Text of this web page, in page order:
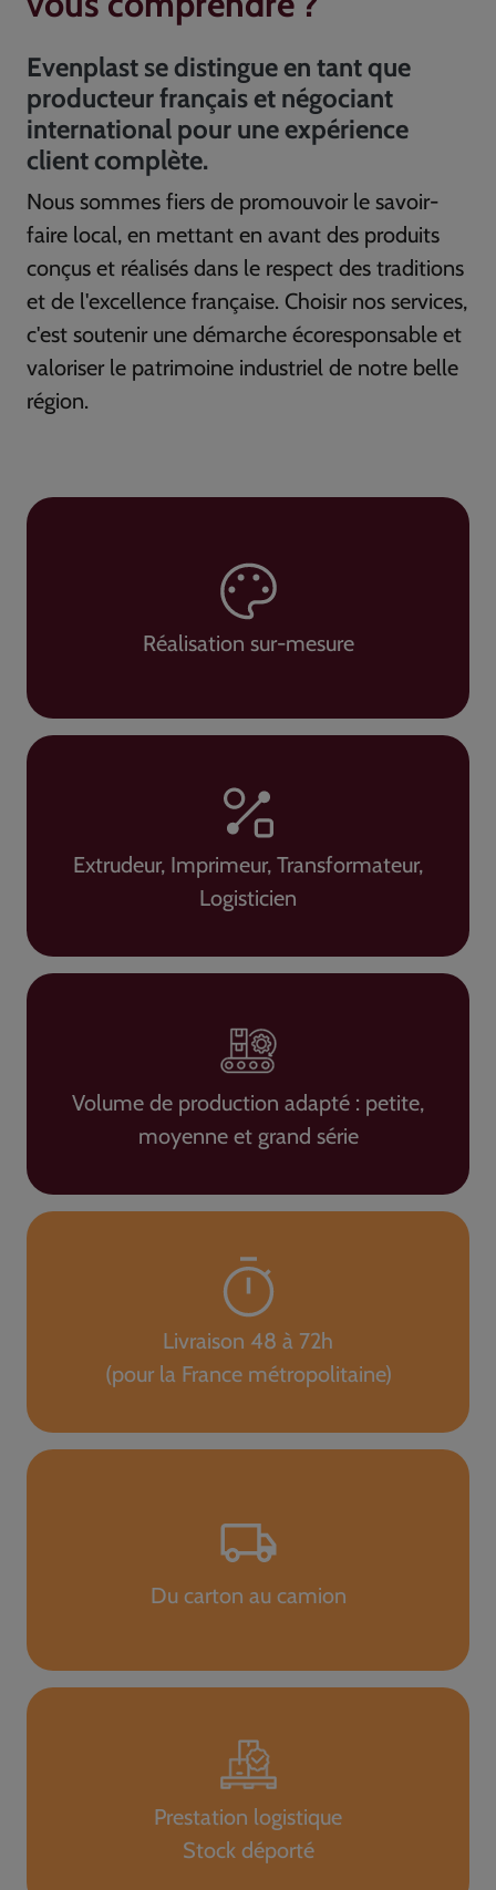
Evenplast se distingue en tant que
producteur français et négociant
international pour une expérience
client complète.
Nous sommes fiers de promouvoir le savoir-
faire local, en mettant en avant des produits
conçus et réalisés dans le respect des traditions
et de l'excellence française. Choisir nos services,
c'est soutenir une démarche écoresponsable et
valoriser le patrimoine industriel de notre belle
région.
Réalisation sur-mesure
Extrudeur, Imprimeur, Transformateur,
Logisticien
Volume de production adapté : petite,
moyenne et grand série
Livraison 48 à 72h
(pour la France métropolitaine)
Du carton au camion
Prestation logistique
Stock déporté